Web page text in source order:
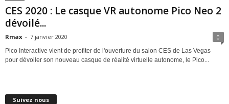
CES 2020 : Le casque VR autonome Pico Neo 2
dévoilé...
Rmax - 7 janvier 2020 0
Pico Interactive vient de profiter de l'ouverture du salon CES de Las Vegas
pour dévoiler son nouveau casque de réalité virtuelle autonome, le Pico...
Suivez nous